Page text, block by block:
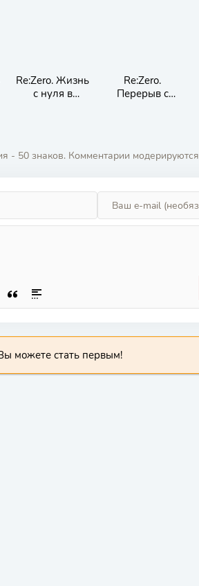
Re:Zero. Жизнь
с нуля в
Re:Zero.
Перерыв с
- 50 знаков. Комментарии модерируются
можете стать первым!